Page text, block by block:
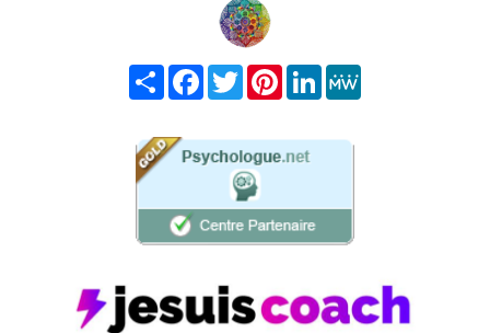
Share FacebookTwitterPinterest
LinkedIn